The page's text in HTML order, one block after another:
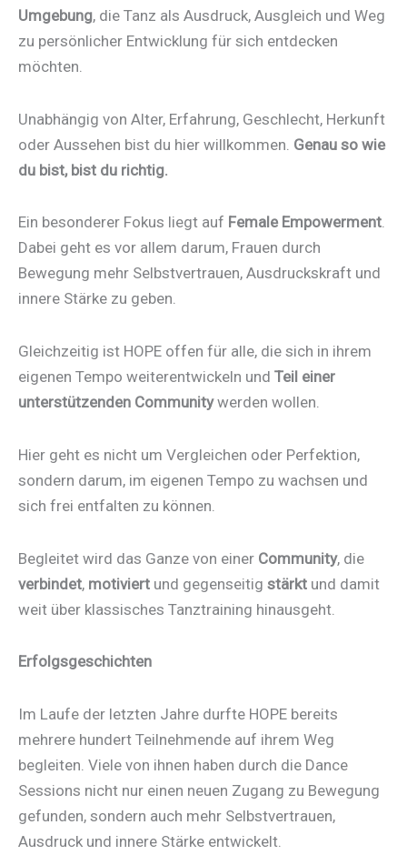
Umgebung, die Tanz als Ausdruck, Ausgleich und Weg
zu persönlicher Entwicklung für sich entdecken
möchten.
Unabhängig von Alter, Erfahrung, Geschlecht, Herkunft
oder Aussehen bist du hier willkommen. Genau so wie
du bist, bist du richtig.
Ein besonderer Fokus liegt auf Female Empowerment.
Dabei geht es vor allem darum, Frauen durch
Bewegung mehr Selbstvertrauen, Ausdruckskraft und
innere Stärke zu geben.
Gleichzeitig ist HOPE offen für alle, die sich in ihrem
eigenen Tempo weiterentwickeln und Teil einer
unterstützenden Communitywerden wollen.
Hier geht es nicht um Vergleichen oder Perfektion,
sondern darum, im eigenen Tempo zu wachsen und
sich frei entfalten zu können.
Begleitet wird das Ganze von einer Community, die
verbindet, motiviert und gegenseitig stärkt und damit
weit über klassisches Tanztraining hinausgeht.
Erfolgsgeschichten
Im Laufe der letzten Jahre durfte HOPE bereits
mehrere hundert Teilnehmende auf ihrem Weg
begleiten. Viele von ihnen haben durch die Dance
Sessions nicht nur einen neuen Zugang zu Bewegung
gefunden, sondern auch mehr Selbstvertrauen,
Ausdruck und innere Stärke entwickelt.